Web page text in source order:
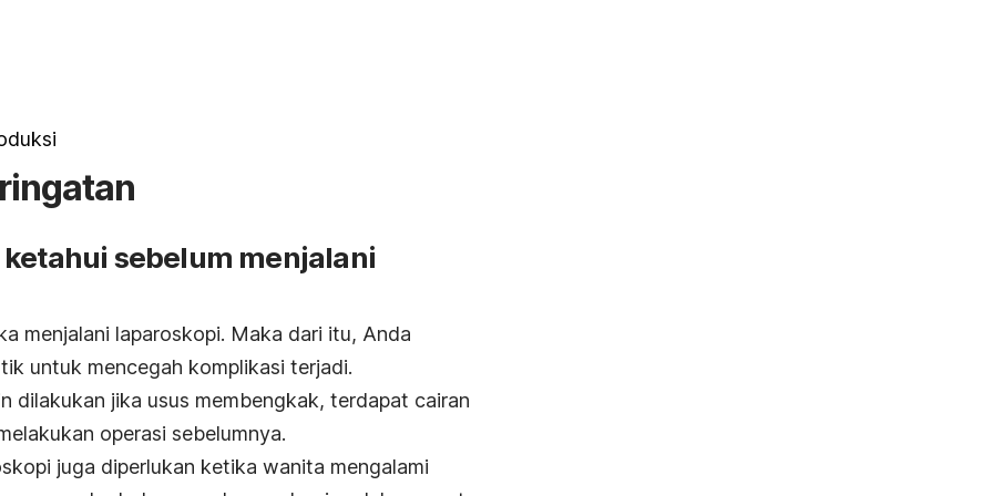
sebelum menjalani
menjalani laparoskopi. Maka dari itu, Anda
untuk mencegah komplikasi terjadi.
dilakukan jika usus membengkak, terdapat cairan
operasi sebelumnya.
juga diperlukan ketika wanita mengalami